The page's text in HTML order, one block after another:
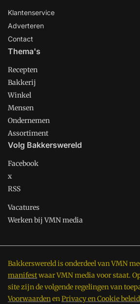
Klantenservice
Adverteren
Contact
Thema's
Recepten
Bakkerij
Winkel
Mensen
Ondernemen
Assortiment
Volg Bakkerswereld
Facebook
x
RSS
Vacatures
Werken bij VMN media
Bakkerswereld is onderdeel van VMN
manifestwaar VMN media voor staat.
site zijn de volgende regelingen van
VoorwaardenenPrivacy en Cookie beleid